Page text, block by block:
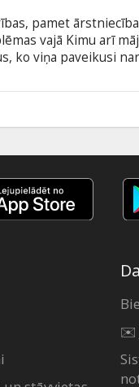
pamet
vajā Kimu arī
ko viņa paveikusi
drudzis, un
✉️